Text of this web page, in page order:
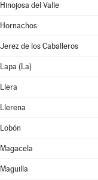
Hinojosa del Valle
Hornachos
Jerez de los Caballeros
Lapa (La)
Llera
Llerena
Lobón
Magacela
Maguilla